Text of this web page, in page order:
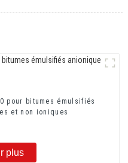
pour bitumes émulsifiés
et non ioniques
plus